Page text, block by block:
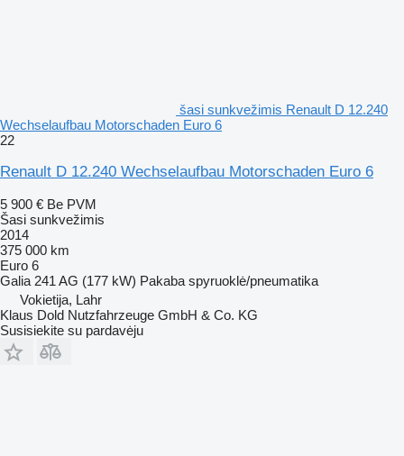
šasi sunkvežimis Renault D 12.240
Wechselaufbau Motorschaden Euro 6
22
Renault D 12.240 Wechselaufbau Motorschaden Euro 6
5 900 € Be PVM
Šasi sunkvežimis
2014
375 000 km
Euro 6
Galia 241 AG (177 kW) Pakaba spyruoklė/pneumatika
Vokietija, Lahr
Klaus Dold Nutzfahrzeuge GmbH & Co. KG
Susisiekite su pardavėju